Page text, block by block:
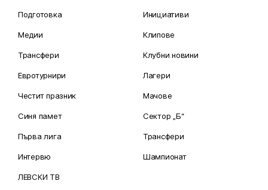
Подготовка
Медии
Трансфери
Евротурнири
Честит празник
Синя памет
Първа лига
Интервю
ЛЕВСКИ ТВ
Инициативи
Клипове
Клубни новини
Лагери
Мачове
Сектор „Б“
Трансфери
Шампионат